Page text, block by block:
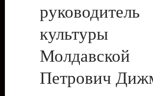
культуры
Петрович